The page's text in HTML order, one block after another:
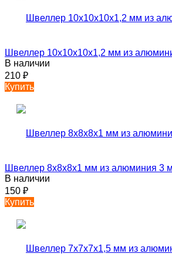
Швеллер 10х10х10х1,2 мм из
В наличии
210 ₽
Купить
Швеллер 8х8х8х1 мм из алюминия 3 м
В наличии
150 ₽
Купить